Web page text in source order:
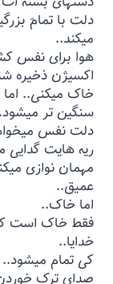
دلت با تمامِ
میکند..
هوا برای نفس
اکسیژن ذخیره
خاک میکنی..
سنگین تر
دلت نفس
ریه هایت گدایی
مهمان نوازی
عمیق..
اما خاک..
فقط خاک است
خدایا..
کی تمام میشود..
صدای ترک